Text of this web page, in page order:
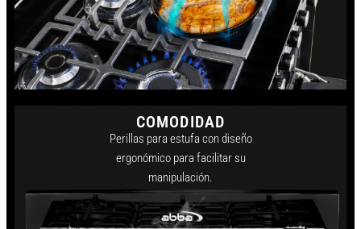
COMODIDAD
Perillas para estufa con diseño
ergonómico para facilitar su
manipulación.